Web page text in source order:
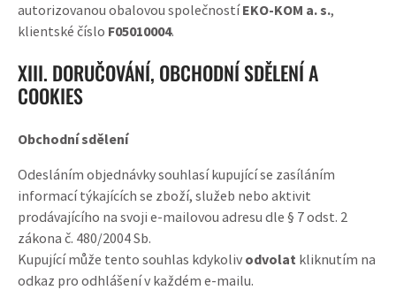
autorizovanou obalovou společnostíEKO-KOM a. s.,
klientské číslo F05010004.
XIII. DORUČOVÁNÍ, OBCHODNÍ SDĚLENÍ A
COOKIES
Obchodní sdělení
Odesláním objednávky souhlasí kupující se zasíláním
informací týkajících se zboží, služeb nebo aktivit
prodávajícího na svoji e-mailovou adresu dle § 7 odst. 2
zákona č. 480/2004 Sb.
Kupující může tento souhlas kdykoliv odvolat kliknutím na
odkaz pro odhlášení v každém e-mailu.